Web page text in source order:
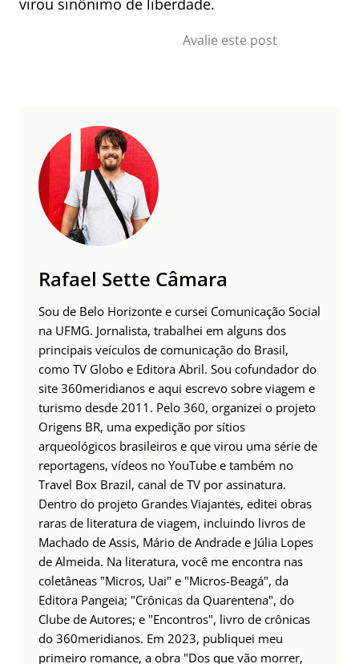
virou sinônimo de liberdade.
Avalie este post
Rafael Sette Câmara
Sou de Belo Horizonte e cursei Comunicação Social
na UFMG. Jornalista, trabalhei em alguns dos
principais veículos de comunicação do Brasil,
como TV Globo e Editora Abril. Sou cofundador do
site 360meridianos e aqui escrevo sobre viagem e
turismo desde 2011. Pelo 360, organizei o projeto
Origens BR, uma expedição por sítios
arqueológicos brasileiros e que virou uma série de
reportagens, vídeos no YouTube e também no
Travel Box Brazil, canal de TV por assinatura.
Dentro do projeto Grandes Viajantes, editei obras
raras de literatura de viagem, incluindo livros de
Machado de Assis, Mário de Andrade e Júlia Lopes
de Almeida. Na literatura, você me encontra nas
coletâneas "Micros, Uai" e "Micros-Beagá", da
Editora Pangeia; "Crônicas da Quarentena", do
Clube de Autores; e "Encontros", livro de crônicas
do 360meridianos. Em 2023, publiquei meu
primeiro romance, a obra "Dos que vão morrer,